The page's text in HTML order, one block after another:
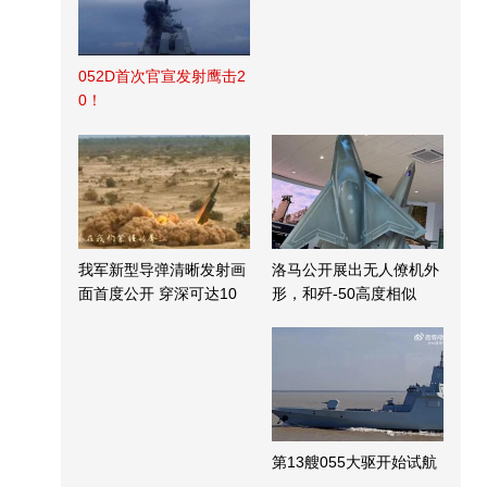
052D首次官宣发射鹰击2
0！
我军新型导弹清晰发射画
面首度公开 穿深可达10
洛马公开展出无人僚机外
形，和歼-50高度相似
第13艘055大驱开始试航